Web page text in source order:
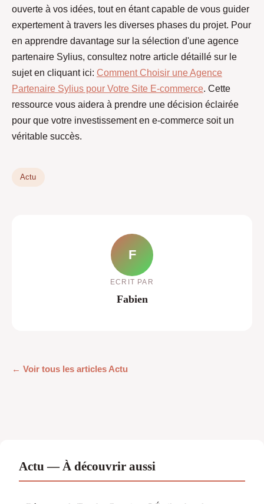
ouverte à vos idées, tout en étant capable de vous guider
expertement à travers les diverses phases du projet. Pour
en apprendre davantage sur la sélection d'une agence
partenaire Sylius, consultez notre article détaillé sur le
sujet en cliquant ici: Comment Choisir une Agence
Partenaire Sylius pour Votre Site E-commerce. Cette
ressource vous aidera à prendre une décision éclairée
pour que votre investissement en e-commerce soit un
véritable succès.
Actu
F
ECRIT PAR
Fabien
← Voir tous les articles Actu
Actu — À découvrir aussi